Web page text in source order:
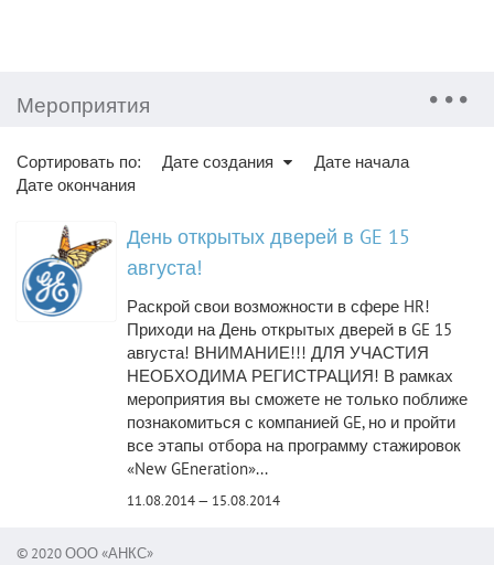
Мероприятия
Сортировать по: Дате создания
Дате начала
Дате окончания
День открытых дверей в GE 15
августа!
Раскрой свои возможности в сфере HR!
Приходи на День открытых дверей в GE 15
августа! ВНИМАНИЕ!!! ДЛЯ УЧАСТИЯ
НЕОБХОДИМА РЕГИСТРАЦИЯ! В рамках
мероприятия вы сможете не только поближе
познакомиться с компанией GE, но и пройти
все этапы отбора на программу стажировок
«New GEneration»...
11.08.2014 — 15.08.2014
© 2020 ООО «АНКС»